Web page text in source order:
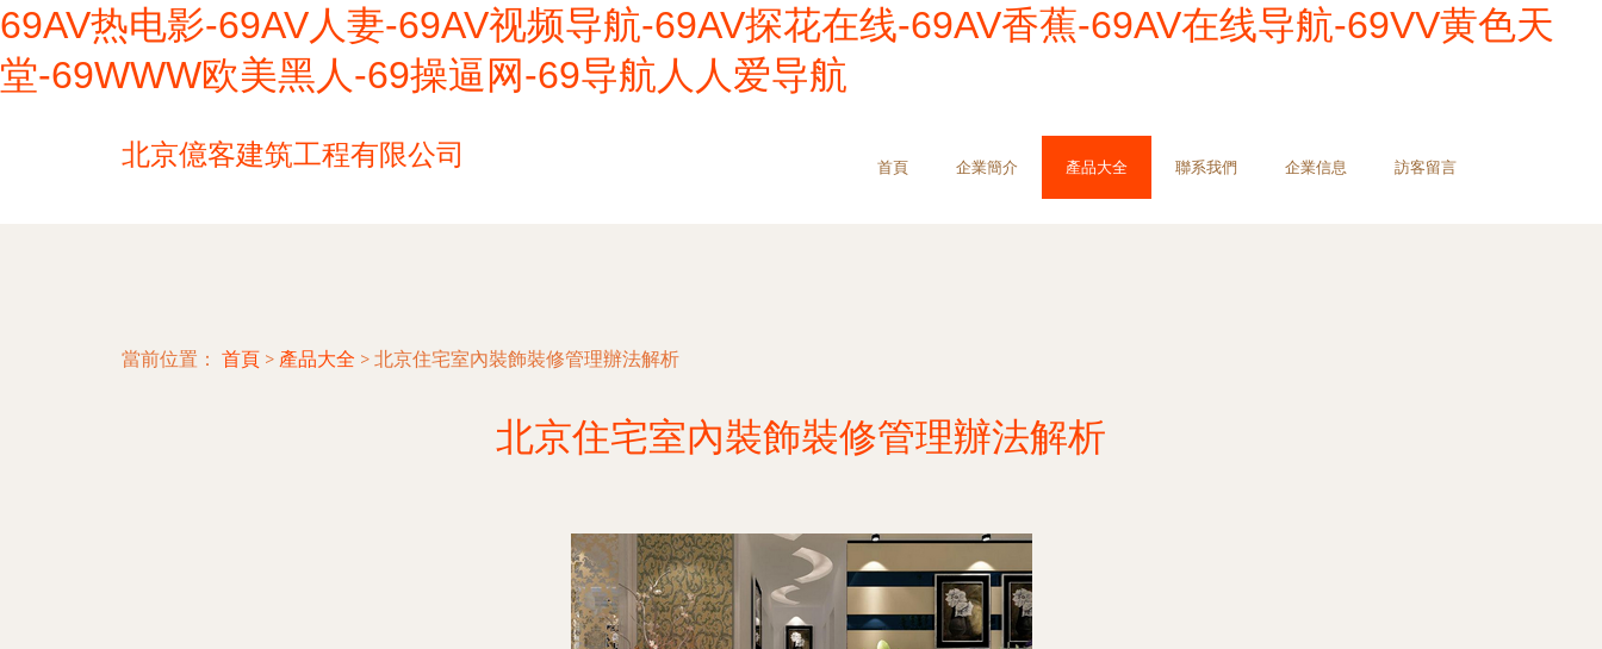
69AV热电影-69AV人妻-69AV视频导航-69AV探花在线-69AV香蕉-69AV在线导航-69VV黄色天
堂-69WWW欧美黑人-69操逼网-69导航人人爱导航
北京億客建筑工程有限公司 首頁 企業簡介 產品大全 聯系我們 企業信息 訪客留言
當前位置： 首頁 > 產品大全 > 北京住宅室內裝飾裝修管理辦法解析
北京住宅室內裝飾裝修管理辦法解析